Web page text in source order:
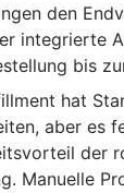
den
integrierte
bis
hat
aber es
der
Manuelle